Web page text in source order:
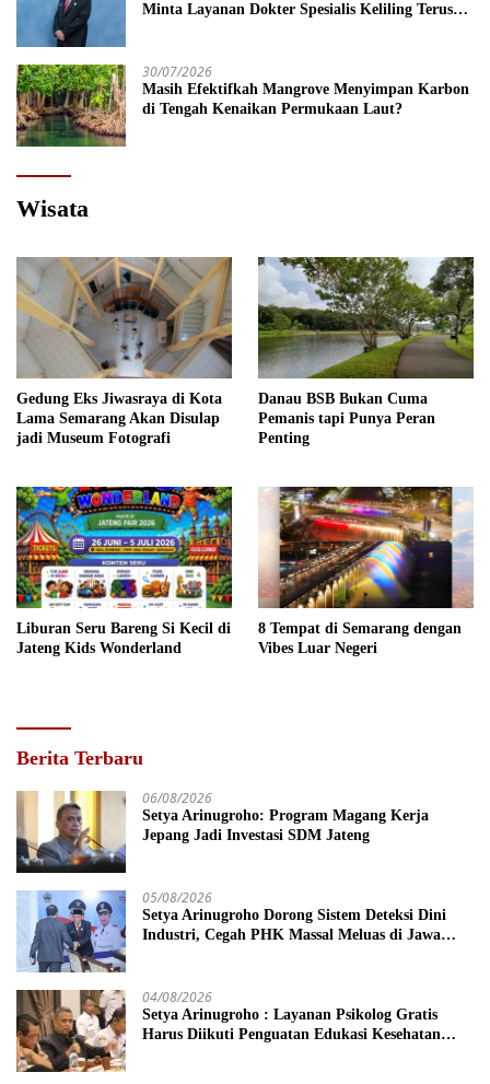
Minta Layanan Dokter Spesialis Keliling Terus
30/07/2026
Masih Efektifkah Mangrove Menyimpan Karbon
di Tengah Kenaikan Permukaan Laut?
Wisata
Gedung Eks Jiwasraya di Kota
Lama Semarang Akan Disulap
jadi Museum Fotografi
Danau BSB Bukan Cuma
Pemanis tapi Punya Peran
Penting
Liburan Seru Bareng Si Kecil di
Jateng Kids Wonderland
8 Tempat di Semarang dengan
Vibes Luar Negeri
Berita Terbaru
06/08/2026
Setya Arinugroho: Program Magang Kerja
Jepang Jadi Investasi SDM Jateng
05/08/2026
Setya Arinugroho Dorong Sistem Deteksi Dini
Industri, Cegah PHK Massal Meluas di Jawa
04/08/2026
Setya Arinugroho : Layanan Psikolog Gratis
Harus Diikuti Penguatan Edukasi Kesehatan